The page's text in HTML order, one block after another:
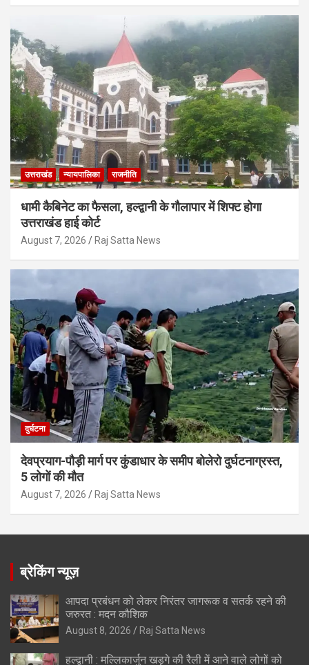
उत्तराखंड न्यायपालिका राजनीति
धामी कैबिनेट का फैसला, हल्द्वानी के गौलापार में शिफ्ट होगा
उत्तराखंड हाई कोर्ट
August 7, 2026 Raj Satta News
दुर्घटना
देवप्रयाग-पौड़ी मार्ग पर कुंडाधार के समीप बोलेरो दुर्घटनाग्रस्त,
5 लोगों की मौत
August 7, 2026 Raj Satta News
ब्रेकिंग न्यूज़
आपदा प्रबंधन को लेकर निरंतर जागरूक व सतर्क रहने की
जरुरत : मदन कौशिक
August 8, 2026 Raj Satta News
हल्द्वानी : मल्लिकार्जुन खड़गे की रैली में आने वाले लोगों को